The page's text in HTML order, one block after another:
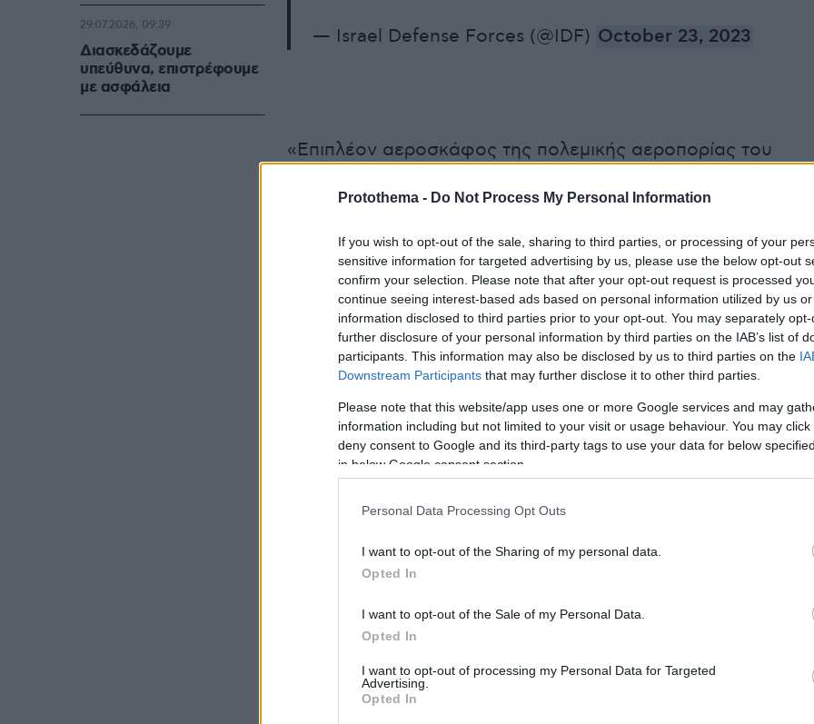
Protothema - Do Not Process My Personal Information
If you wish to opt-out of the sale, sharing to third parties, or processing of your
sensitive information for targeted advertising by us, please use the below opt-out
confirm your selection. Please note that after your opt-out request is processed
continue seeing interest-based ads based on personal information utilized by us
information disclosed to third parties prior to your opt-out. You may separately
further disclosure of your personal information by third parties on the IAB’s list of
participants. This information may also be disclosed by us to third parties on the
Downstream Participants that may further disclose it to other third parties.
Please note that this website/app uses one or more Google services and may
information including but not limited to your visit or usage behaviour. You may
deny consent to Google and its third-party tags to use your data for below
in below Google consent section.
Personal Data Processing Opt Outs
I want to opt-out of the Sharing of my personal data.
Opted In
I want to opt-out of the Sale of my Personal Data.
Opted In
I want to opt-out of processing my Personal Data for Targeted
Advertising.
Opted In
— Israel Defense Forces (@IDF) October 23, 2023
«Επιπλέον αεροσκάφος της πολεμικής αεροπορίας του
σύνορα μαζί με τα όπλα που είχαν στην κατοχή τους»
δυνάμεων.
«Ο τρομοκρατικός πυρήνας σχεδίαζε ένα χτύπημα με
αντιαρματικό προς την πόλη Σλόμι» υποστηρίζει το Τελ
Διασκεδάζουμε
υπεύθυνα, επιστρέφουμε
με ασφάλεια
29.07.2026, 09:39